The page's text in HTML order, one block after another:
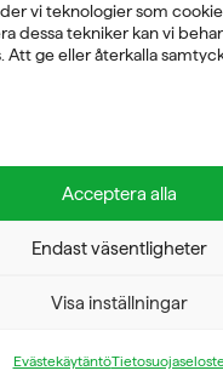
vi teknologier som
dessa tekniker kan vi
ge eller återkalla
Acceptera alla
Endast väsentligheter
Visa inställningar
Evästekäytäntö